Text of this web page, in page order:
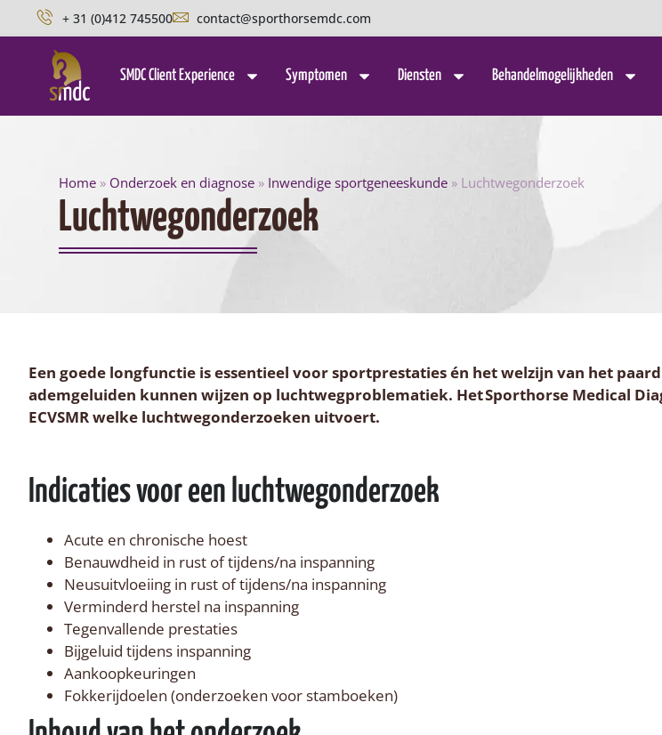
+ 31 (0)412 745500 contact@sporthorsemdc.com
SMDC Client Experience Symptomen Diensten Behandelmogelijkheden
Home » Onderzoek en diagnose » Inwendige sportgeneeskunde » Luchtwegonderzoek
Luchtwegonderzoek
Een goede longfunctie is essentieel voor sportprestaties én het welzijn van het
ademgeluiden kunnen wijzen op luchtwegproblematiek. Het Sporthorse Medical
ECVSMR welke luchtwegonderzoeken uitvoert.
Indicaties voor een luchtwegonderzoek
Acute en chronische hoest
Benauwdheid in rust of tijdens/na inspanning
Neusuitvloeiing in rust of tijdens/na inspanning
Verminderd herstel na inspanning
Tegenvallende prestaties
Bijgeluid tijdens inspanning
Aankoopkeuringen
Fokkerijdoelen (onderzoeken voor stamboeken)